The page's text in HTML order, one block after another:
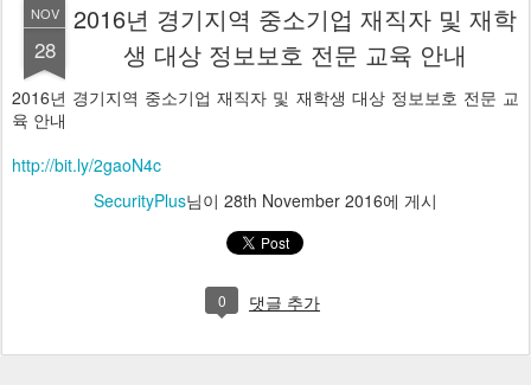
NOV
28
2016년 경기지역 중소기업 재직자 및 재학
생 대상 정보보호 전문 교육 안내
2016년 경기지역 중소기업 재직자 및 재학생 대상 정보보호 전문 교
육 안내
http://bit.ly/2gaoN4c
SecurityPlus님이 28th November 2016에 게시
0 댓글 추가